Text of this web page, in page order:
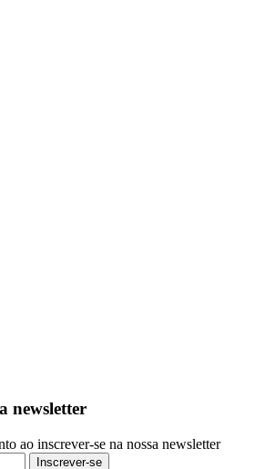
newsletter
ao inscrever-se na nossa newsletter
Inscrever-se